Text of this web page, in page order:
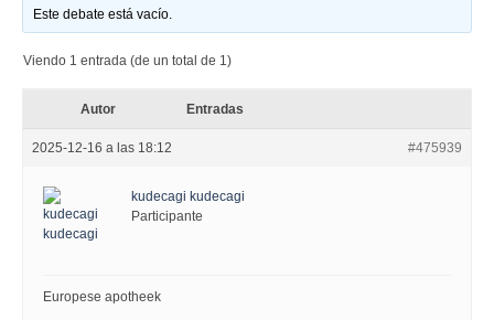
Este debate está vacío.
Viendo 1 entrada (de un total de 1)
Autor Entradas
2025-12-16 a las 18:12 #475939
kudecagi kudecagi
Participante
Europese apotheek